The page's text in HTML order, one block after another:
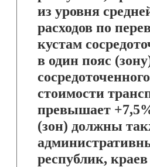
из уровня
расходов по
кустам
в один пояс
стоимости
превышает
(зон) должны
республик,